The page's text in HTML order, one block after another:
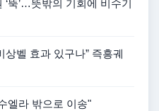
뚝’…뜻밖의 기회에 비수기
벨 효과 있구나” 즉흥궤
엘라 밖으로 이송"